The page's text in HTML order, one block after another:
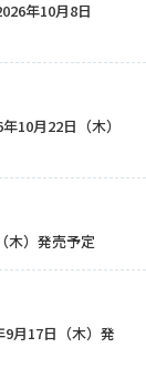
年10月8日
月22日（木）
木）発売予定
月17日（木）発